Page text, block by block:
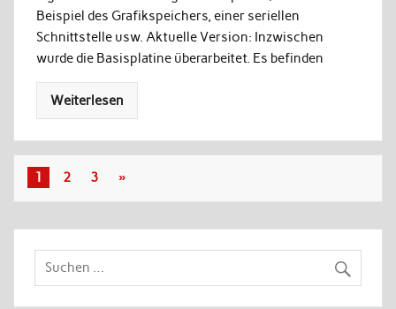
Beispiel des Grafikspeichers, einer seriellen
Schnittstelle usw. Aktuelle Version: Inzwischen
wurde die Basisplatine überarbeitet. Es befinden
Weiterlesen
1 2 3 »